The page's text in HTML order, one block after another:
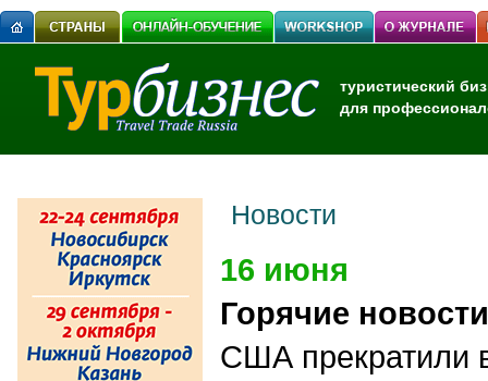
туристический
для
Новости
16 июня
Горячие новости
США прекратили